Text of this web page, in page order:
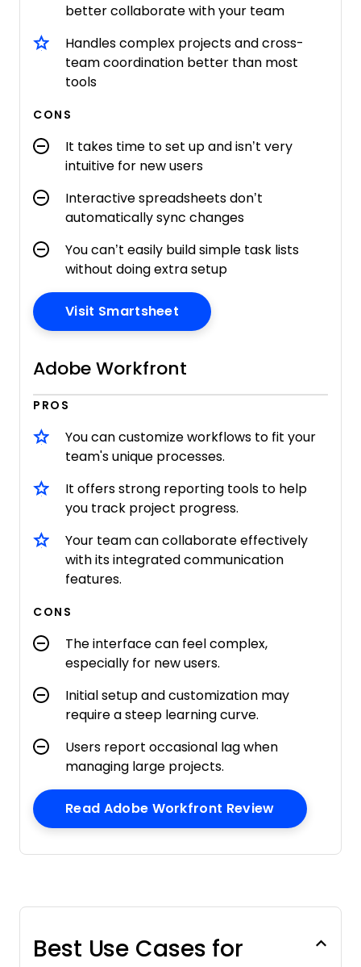
better collaborate with your team
Handles complex projects and cross-
team coordination better than most
tools
CONS
It takes time to set up and isn’t very
intuitive for new users
Interactive spreadsheets don’t
automatically sync changes
You can’t easily build simple task lists
without doing extra setup
Visit Smartsheet Opens New Window
Adobe Workfront
PROS
You can customize workflows to fit your
team's unique processes.
It offers strong reporting tools to help
you track project progress.
Your team can collaborate effectively
with its integrated communication
features.
CONS
The interface can feel complex,
especially for new users.
Initial setup and customization may
require a steep learning curve.
Users report occasional lag when
managing large projects.
Read Adobe Workfront ReviewOpens New
Best Use Cases for